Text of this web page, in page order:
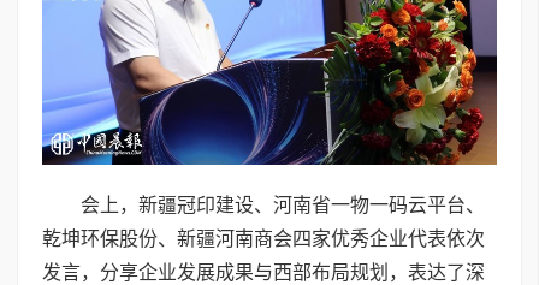
会上，新疆冠印建设、河南省一物一码云平台、
乾坤环保股份、新疆河南商会四家优秀企业代表依次
发言，分享企业发展成果与西部布局规划，表达了深